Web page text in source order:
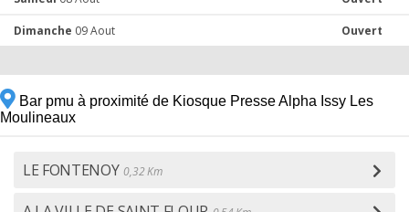
Dimanche 09 Aout Ouvert
Bar pmu à proximité de Kiosque Presse Alpha Issy Les
Moulineaux
LE FONTENOY 0,32 Km